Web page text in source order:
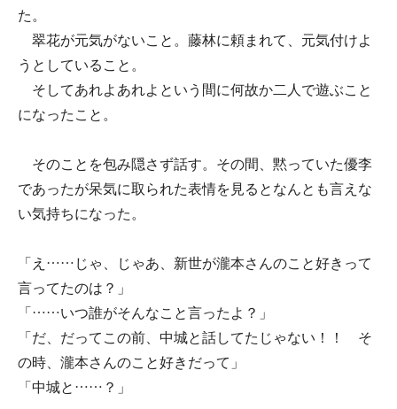
た。
翠花が元気がないこと。藤林に頼まれて、元気付けよ
うとしていること。
そしてあれよあれよという間に何故か二人で遊ぶこと
になったこと。
そのことを包み隠さず話す。その間、黙っていた優李
であったが呆気に取られた表情を見るとなんとも言えな
い気持ちになった。
「え……じゃ、じゃあ、新世が瀧本さんのこと好きって
言ってたのは？」
「……いつ誰がそんなこと言ったよ？」
「だ、だってこの前、中城と話してたじゃない！！ そ
の時、瀧本さんのこと好きだって」
「中城と……？」